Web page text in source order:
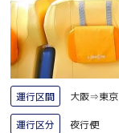
運行区間 大阪⇒東京
運行区分 夜行便